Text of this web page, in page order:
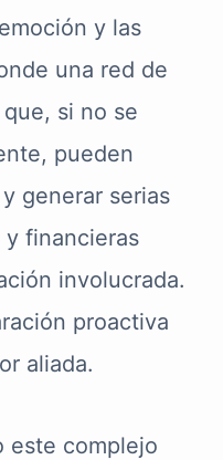
y las
una red de
si no se
pueden
generar serias
financieras
involucrada.
proactiva
aliada.
este complejo